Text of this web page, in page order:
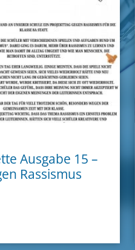
Ausgabe 15 –
Rassismus